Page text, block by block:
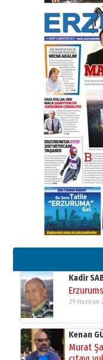
Bir
elinde?
31 Mart
A.
BİR
28 Temmuz
Ahmet
Ahmed
26 Mart
Cem
Ardında
gönül
13 Mayıs
Esat
Başkan
bir
02 Ağustos
Kadir
29 Haziran
Kenan
Murat